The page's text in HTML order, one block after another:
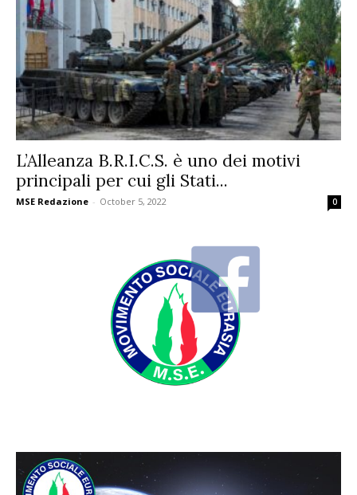
L’Alleanza B.R.I.C.S. è uno dei motivi
principali per cui gli Stati...
MSE Redazione - October 5, 2022 0